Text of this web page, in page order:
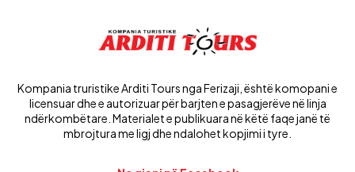
Kompania truristike Arditi Tours nga Ferizaji, është komopani e
licensuar dhe e autorizuar për barjten e pasagjerëve në linja
ndërkombëtare. Materialet e publikuara në këtë faqe janë të
mbrojtura me ligj dhe ndalohet kopjimi i tyre.